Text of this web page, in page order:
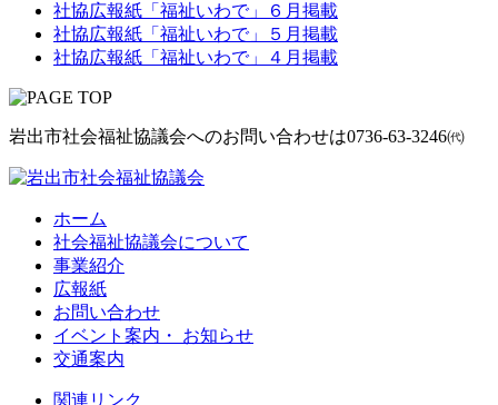
社協広報紙「福祉いわで」６月掲載
社協広報紙「福祉いわで」５月掲載
社協広報紙「福祉いわで」４月掲載
岩出市社会福祉協議会へのお問い合わせは0736-63-3246㈹
ホーム
社会福祉協議会について
事業紹介
広報紙
お問い合わせ
イベント案内・ お知らせ
交通案内
関連リンク